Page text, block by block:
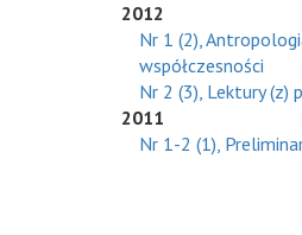
2012
Nr 1 (2),
współczesności
Nr 2 (3), Lektury (z)
2011
Nr 1-2 (1),